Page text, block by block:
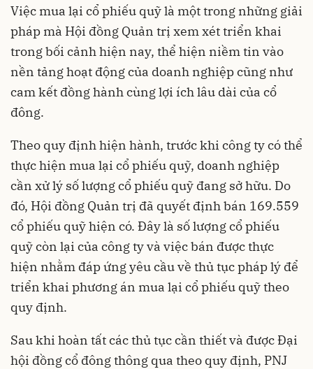
Việc mua lại cổ phiếu quỹ là một trong những giải
pháp mà Hội đồng Quản trị xem xét triển khai
trong bối cảnh hiện nay, thể hiện niềm tin vào
nền tảng hoạt động của doanh nghiệp cũng như
cam kết đồng hành cùng lợi ích lâu dài của cổ
đông.
Theo quy định hiện hành, trước khi công ty có thể
thực hiện mua lại cổ phiếu quỹ, doanh nghiệp
cần xử lý số lượng cổ phiếu quỹ đang sở hữu. Do
đó, Hội đồng Quản trị đã quyết định bán 169.559
cổ phiếu quỹ hiện có. Đây là số lượng cổ phiếu
quỹ còn lại của công ty và việc bán được thực
hiện nhằm đáp ứng yêu cầu về thủ tục pháp lý để
triển khai phương án mua lại cổ phiếu quỹ theo
quy định.
Sau khi hoàn tất các thủ tục cần thiết và được Đại
hội đồng cổ đông thông qua theo quy định, PNJ